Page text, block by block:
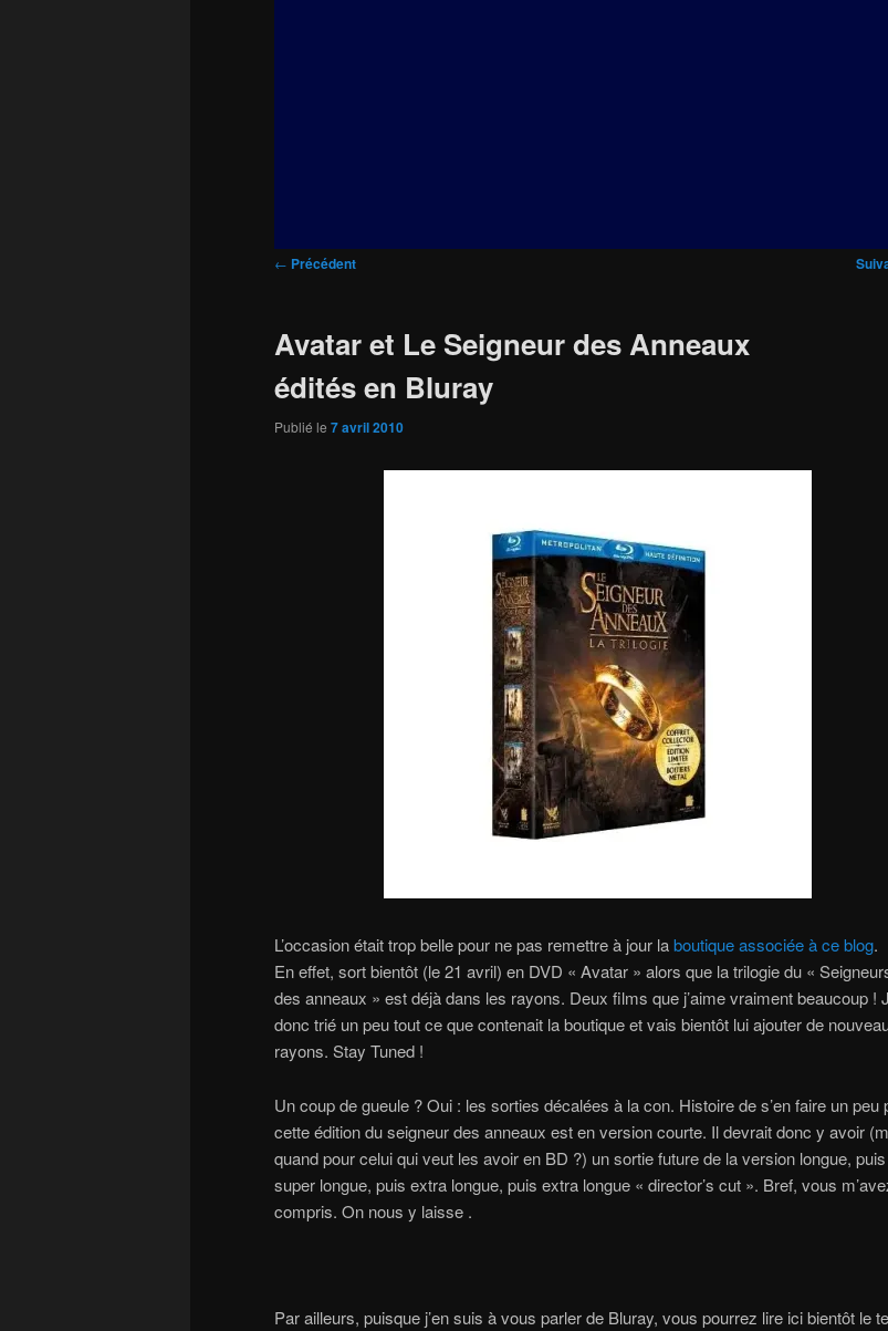
Navigation
← Précédent
Avatar et Le Seigneur des Anneaux
édités en Bluray
Publié le 7 avril 2010
L’occasion était trop belle pour ne pas remettre à jour laboutique associée à ce blog.
En effet, sort bientôt (le 21 avril) en DVD « Avatar » alors que la trilogie du «
des anneaux » est déjà dans les rayons. Deux films que j’aime vraiment beaucoup !
donc trié un peu tout ce que contenait la boutique et vais bientôt lui ajouter de
rayons. Stay Tuned !
Un coup de gueule ? Oui : les sorties décalées à la con. Histoire de s’en faire un peu
cette édition du seigneur des anneaux est en version courte. Il devrait donc y avoir
quand pour celui qui veut les avoir en BD ?) un sortie future de la version longue, puis
super longue, puis extra longue, puis extra longue « director’s cut ». Bref, vous
compris. On nous y laisse .
Par ailleurs, puisque j’en suis à vous parler de Bluray, vous pourrez lire ici bientôt le